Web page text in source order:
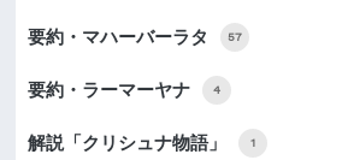
要約・マハーバーラタ 57
要約・ラーマーヤナ 4
解説「クリシュナ物語」 1